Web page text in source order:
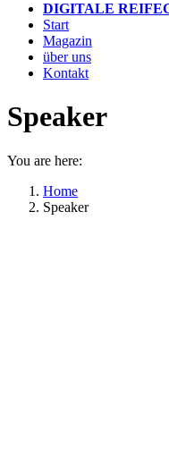
DIGITALE
Start
Magazin
über uns
Kontakt
Speaker
You are here:
Home
Speaker